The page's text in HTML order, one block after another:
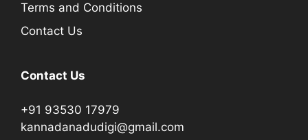
Terms and Conditions
Contact Us
Contact Us
+91 93530 17979
kannadanadudigi@gmail.com